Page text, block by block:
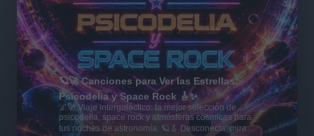
🪐🚀 Canciones para Ver las Estrellas:
Psicodelia y Space Rock 🎸✨
🌌🚀 Viaje intergaláctico: la mejor selección de
psicodelia, space rock y atmósferas cósmicas para
tus noches de astronomía. 🪐🎸 Desconecta, mira